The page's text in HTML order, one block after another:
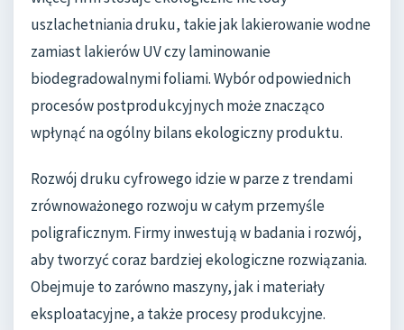
uszlachetniania druku, takie jak lakierowanie wodne
zamiast lakierów UV czy laminowanie
biodegradowalnymi foliami. Wybór odpowiednich
procesów postprodukcyjnych może znacząco
wpłynąć na ogólny bilans ekologiczny produktu.
Rozwój druku cyfrowego idzie w parze z trendami
zrównoważonego rozwoju w całym przemyśle
poligraficznym. Firmy inwestują w badania i rozwój,
aby tworzyć coraz bardziej ekologiczne rozwiązania.
Obejmuje to zarówno maszyny, jak i materiały
eksploatacyjne, a także procesy produkcyjne.